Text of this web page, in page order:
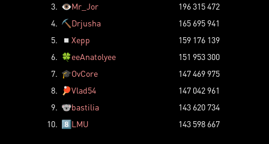
3. 👁️Mr_Jor
196 315 472
4. ⛏️ Drjusha
165 695 941
5.
◽ Xepp
159 176 139
6. 🍀eeAnatolyee
151 953 300
7. 🎓OvCore
147 469 975
8.
🏓Vlad54
147 042 961
9. 🐨bastilia
143 620 734
10. 8️⃣LMU 143 598 667